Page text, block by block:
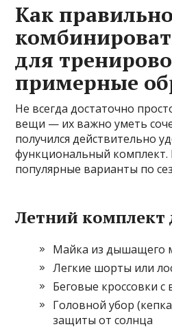
Как правильно
для
примерные
Не всегда достаточно
вещи — их важно уметь
получился действительно
функциональный комплект.
популярные варианты по
Летний комплект
Майка из дышащего
Легкие шорты или
Беговые кроссовки с
Головной убор
защиты от солнца